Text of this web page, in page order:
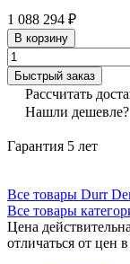
1 088 294 ₽
В корзину
Быстрый заказ
Рассчитать
Нашли дешевле?
Гарантия 5 лет
Все товары Durr
Все товары
Цена
отличаться от цен